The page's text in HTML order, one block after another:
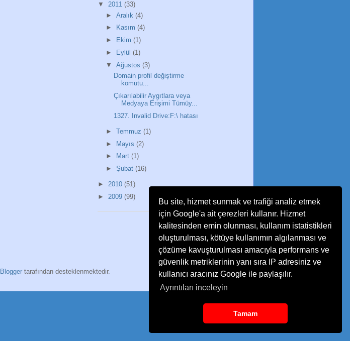
Bu site, hizmet sunmak ve trafiği analiz etmek
için Google'a ait çerezleri kullanır. Hizmet
kalitesinden emin olunması, kullanım istatistikleri
oluşturulması, kötüye kullanımın algılanması ve
çözüme kavuşturulması amacıyla performans ve
güvenlik metriklerinin yanı sıra IP adresiniz ve
kullanıcı aracınız Google ile paylaşılır.
Ayrıntıları inceleyin
Tamam
▼ 2011 (33)
► Aralık (4)
►
Kasım (4)
►
Ekim (1)
►
Eylül (1)
▼ Ağustos (3)
Domain profil değiştirme
komutu...
Çıkarılabilir Aygıtlara veya
Medyaya Erişimi Tümüy...
1327. Invalid Drive:F:\ hatası
► Temmuz (1)
► Mayıs (2)
►
Mart (1)
► Şubat (16)
► 2010 (51)
► 2009 (99)
Bloggertarafından desteklenmektedir.